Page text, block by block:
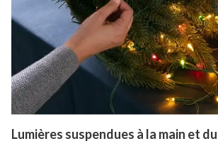
Lumières suspendues à la main et